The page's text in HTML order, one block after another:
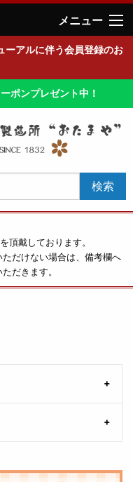
メニュー
ーアルに伴う会員登録のお
ポンプレゼント中！
頂戴しております。
だけない場合は、備考欄へ
だきます。